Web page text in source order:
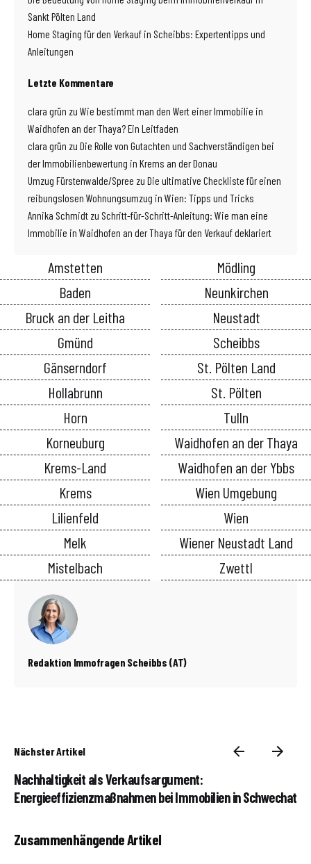
Sankt Pölten Land
Home Staging für den Verkauf in Scheibbs: Expertentipps und
Anleitungen
Letzte Kommentare
clara grün zu Wie bestimmt man den Wert einer Immobilie in
Waidhofen an der Thaya? Ein Leitfaden
clara grün zu Die Rolle von Gutachten und Sachverständigen bei
der Immobilienbewertung in Krems an der Donau
Umzug Fürstenwalde/Spree zu Die ultimative Checkliste für einen
reibungslosen Wohnungsumzug in Wien: Tipps und Tricks
Annika Schmidt zu Schritt-für-Schritt-Anleitung: Wie man eine
Immobilie in Waidhofen an der Thaya für den Verkauf deklariert
Amstetten
Baden
Bruck an der Leitha
Gmünd
Gänserndorf
Hollabrunn
Horn
Korneuburg
Krems-Land
Krems
Lilienfeld
Melk
Mistelbach
Mödling
Neunkirchen
Neustadt
Scheibbs
St. Pölten Land
St. Pölten
Tulln
Waidhofen an der Thaya
Waidhofen an der Ybbs
Wien Umgebung
Wien
Wiener Neustadt Land
Zwettl
Redaktion Immofragen Scheibbs (AT)
Nächster Artikel
Nachhaltigkeit als Verkaufsargument:
Energieeffizienzmaßnahmen bei Immobilien in Schwechat
Zusammenhängende Artikel